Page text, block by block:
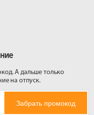
А дальше только
на отпуск.
Забрать промокод